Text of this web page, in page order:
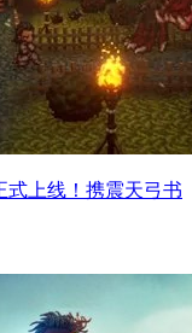
式上线！携震天弓书